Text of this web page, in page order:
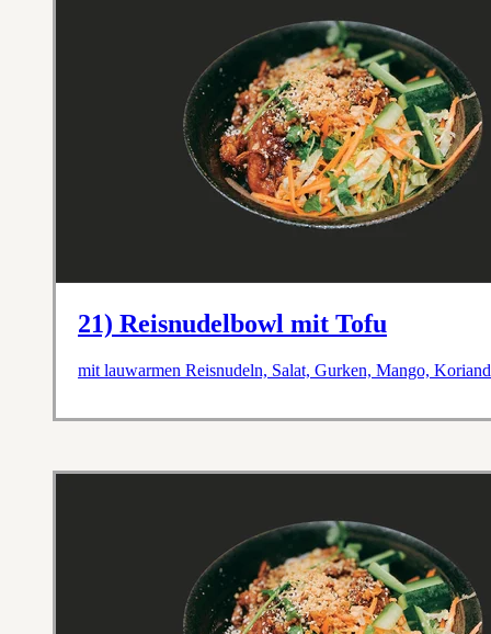
21) Reisnudelbowl mit Tofu
mit lauwarmen Reisnudeln, Salat, Gurken, Mango,